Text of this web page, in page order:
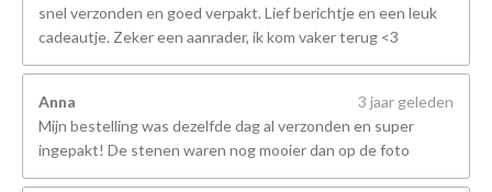
snel verzonden en goed verpakt. Lief berichtje en een leuk
cadeautje. Zeker een aanrader, ik kom vaker terug <3
Anna
3 jaar geleden
Mijn bestelling was dezelfde dag al verzonden en super
ingepakt! De stenen waren nog mooier dan op de foto